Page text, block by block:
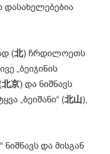
დასახელებებია
(北) ჩრდილოეთს
„ბეიჯინის
北京) და ნიშნავს
„ბეიშანი“ (北山),
და მისგან